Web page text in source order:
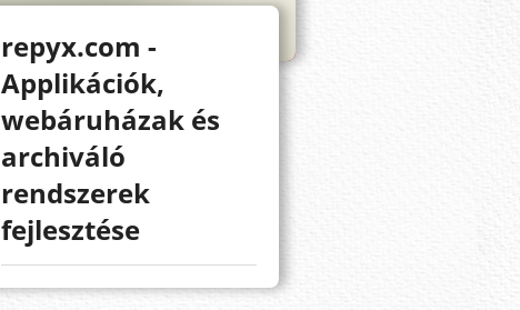
repyx.com -
Applikációk,
webáruházak és
archiváló
rendszerek
fejlesztése